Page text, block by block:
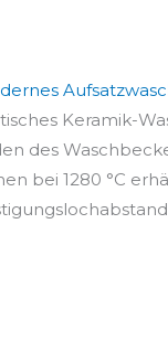
Keramik-
des
bei 1280 °C